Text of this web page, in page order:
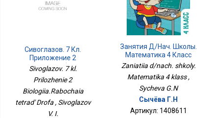
Сивоглазов. 7 Кл.
Приложение 2
Биология.Рабочая
Тетрадь Дрофа
Sivoglazov. 7 kl.
Prilozhenie 2
Biologiia.Rabochaia
tetrad' Drofa , Sivoglazov
V. I.
Занятия Д/нач. Школы.
Математика 4 Класс
Zaniatiia d/nach. shkoly.
Matematika 4 klass ,
Sycheva G.N
Сычёва Г.Н
Артикул: 1408611